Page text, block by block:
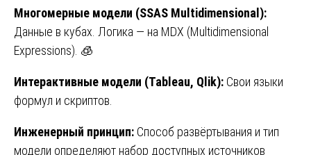
Многомерные модели (SSAS Multidimensional):
Данные в кубах. Логика — на MDX (Multidimensional
Expressions). 🧊
Интерактивные модели (Tableau, Qlik): Свои языки
формул и скриптов.
Инженерный принцип: Способ развёртывания и тип
модели определяют набор доступных источников